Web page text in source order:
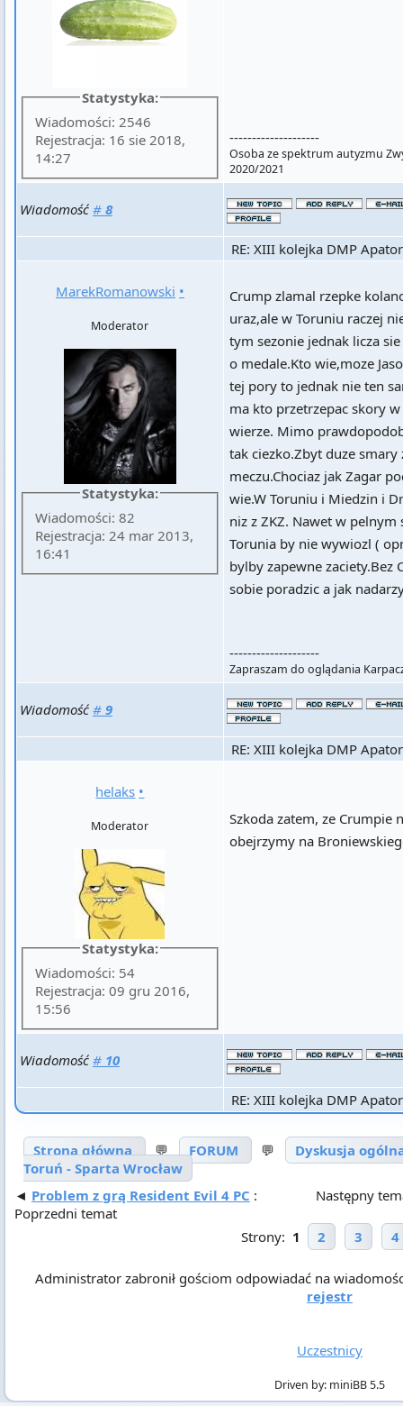
Statystyka:
Wiadomości: 2546
Rejestracja: 16 sie 2018,
14:27
--------------------
Osoba ze spektrum autyzmu
2020/2021
Wiadomość # 8
RE: XIII kolejka DMP
MarekRomanowski •
Moderator
Statystyka:
Wiadomości: 82
Rejestracja: 24 mar 2013,
16:41
Crump zlamal rzepke
uraz,ale w Toruniu raczej
tym sezonie jednak licza
o medale.Kto wie,moze
tej pory to jednak nie ten
ma kto przetrzepac skory
wierze. Mimo
tak ciezko.Zbyt duze
meczu.Chociaz jak Zagar
wie.W Toruniu i Miedzin i
niz z ZKZ. Nawet w pelnym
Torunia by nie wywiozl (
bylby zapewne
sobie poradzic a jak
--------------------
Zapraszam do oglądania
Wiadomość # 9
RE: XIII kolejka DMP
helaks •
Moderator
Statystyka:
Wiadomości: 54
Rejestracja: 09 gru 2016,
15:56
Szkoda zatem, ze Crumpie
obejrzymy na
Wiadomość # 10
RE: XIII kolejka DMP
Strona główna 💬 FORUM 💬
Dyskusja
Toruń - Sparta Wrocław
◄ Problem z grą Resident Evil 4 PC :
Poprzedni temat
Następny
Strony: 1 2 3 4
Administrator zabronił gościom odpowiadać na
rejestr
Uczestnicy
Driven by: miniBB 5.5